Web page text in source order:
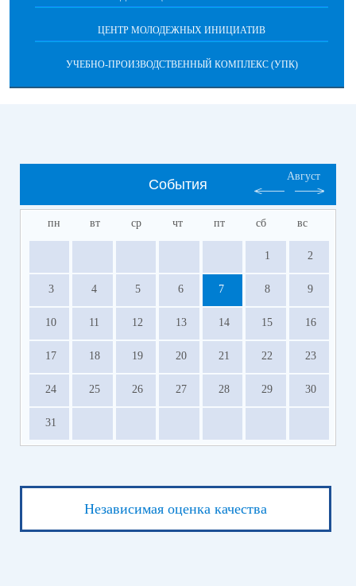
ЦЕНТР МОЛОДЕЖНЫХ ИНИЦИАТИВ
УЧЕБНО-ПРОИЗВОДСТВЕННЫЙ КОМПЛЕКС (УПК)
События
Август
пн вт ср чт пт сб вс
1 2
3 4 5 6 7 8 9
10 11 12 13 14 15 16
17 18 19 20 21 22 23
24 25 26 27 28 29 30
31
Независимая оценка качества